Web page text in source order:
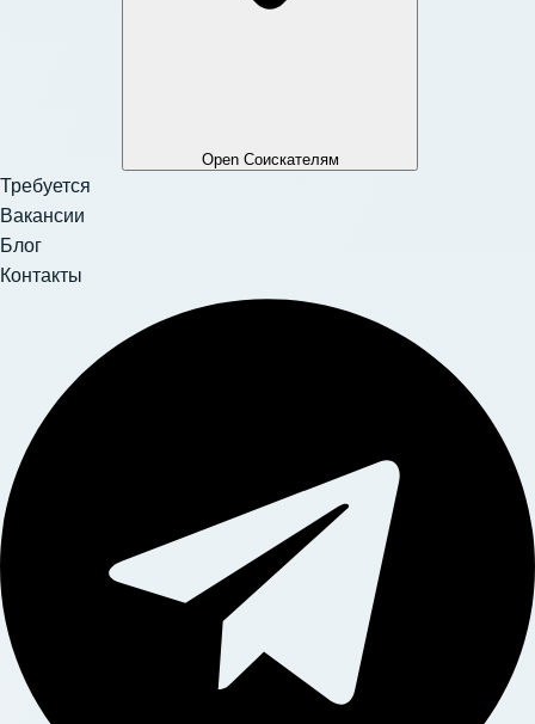
Open Соискателям
Требуется
Вакансии
Блог
Контакты